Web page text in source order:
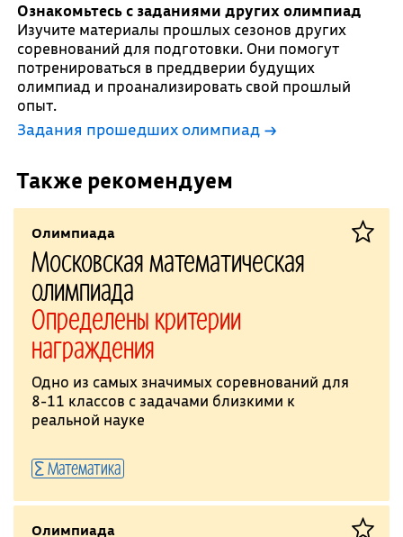
Ознакомьтесь с заданиями других олимпиад
Изучите материалы прошлых сезонов других
соревнований для подготовки. Они помогут
потренироваться в преддверии будущих
олимпиад и проанализировать свой прошлый
опыт.
Задания прошедших олимпиад →
Также рекомендуем
Олимпиада
Московская математическая
олимпиада
Определены критерии
награждения
Одно из самых значимых соревнований для
8-11 классов с задачами близкими к
реальной науке
Математика
Олимпиада